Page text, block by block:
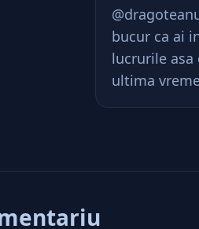
bucur ca ai
lucrurile asa
ultima